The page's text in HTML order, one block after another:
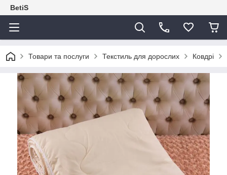
BetiS
Товари та послуги Текстиль для дорослих Ковдрі